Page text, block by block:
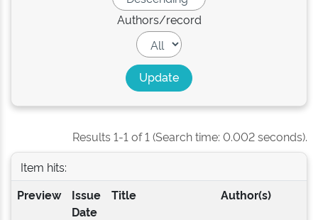
Authors/record
Results 1-1 of 1 (Search time: 0.002 seconds).
Item hits:
Preview
Issue
Date
Title Author(s)